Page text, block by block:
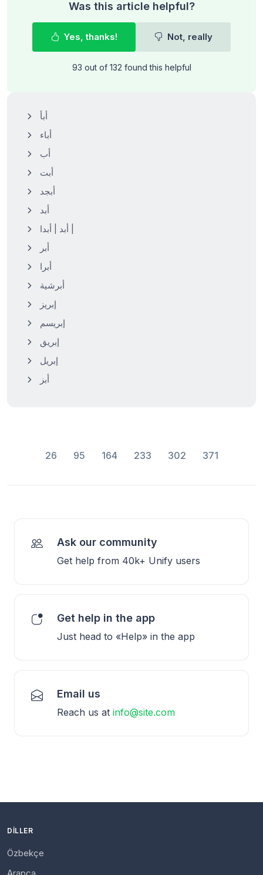
Was this article helpful?
Yes, thanks! Not, really
93 out of 132 found this helpful
أبأ
أباء
أب
أبت
أبجد
أبد
أبر
أبرا
أبرشية
إبريز
إبريسم
إبريق
إبريل
أبز
26 95 164 233 302 371
Ask our community
Get help from 40k+ Unify users
Get help in the app
Just head to «Help» in the app
Email us
Reach us at info@site.com
DILLER
Özbekçe